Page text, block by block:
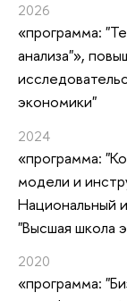
2026
«программа:
анализа"»,
экономики"
2024
«программа:
модели и
Национальный
"Высшая школа
2020
«программа: